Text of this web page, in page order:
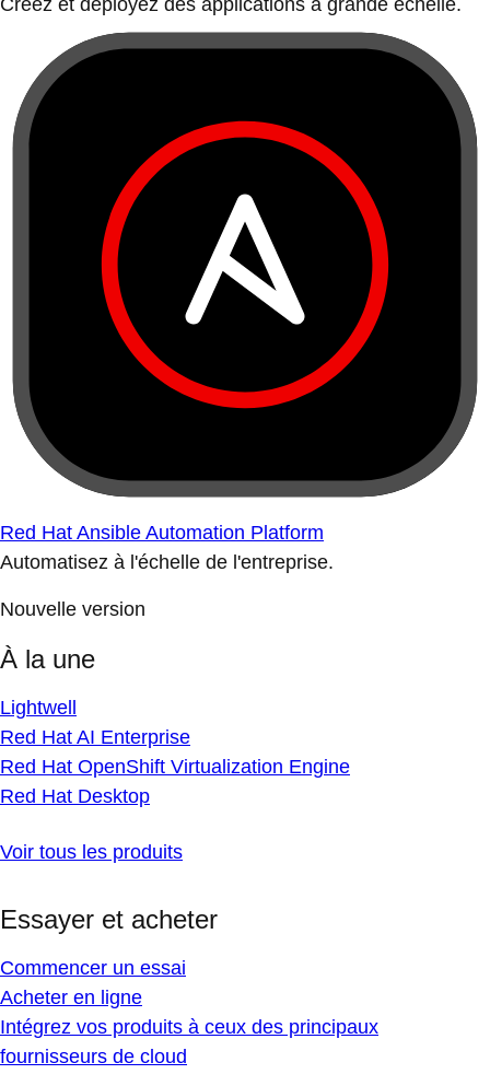
Créez et déployez des applications à grande échelle.
Red Hat Ansible Automation Platform
Automatisez à l'échelle de l'entreprise.
Nouvelle version
À la une
Lightwell
Red Hat AI Enterprise
Red Hat OpenShift Virtualization Engine
Red Hat Desktop
Voir tous les produits
Essayer et acheter
Commencer un essai
Acheter en ligne
Intégrez vos produits à ceux des principaux
fournisseurs de cloud